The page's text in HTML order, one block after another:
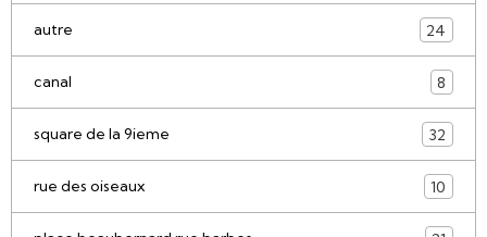
autre 24
canal 8
square de la 9ieme 32
rue des oiseaux 10